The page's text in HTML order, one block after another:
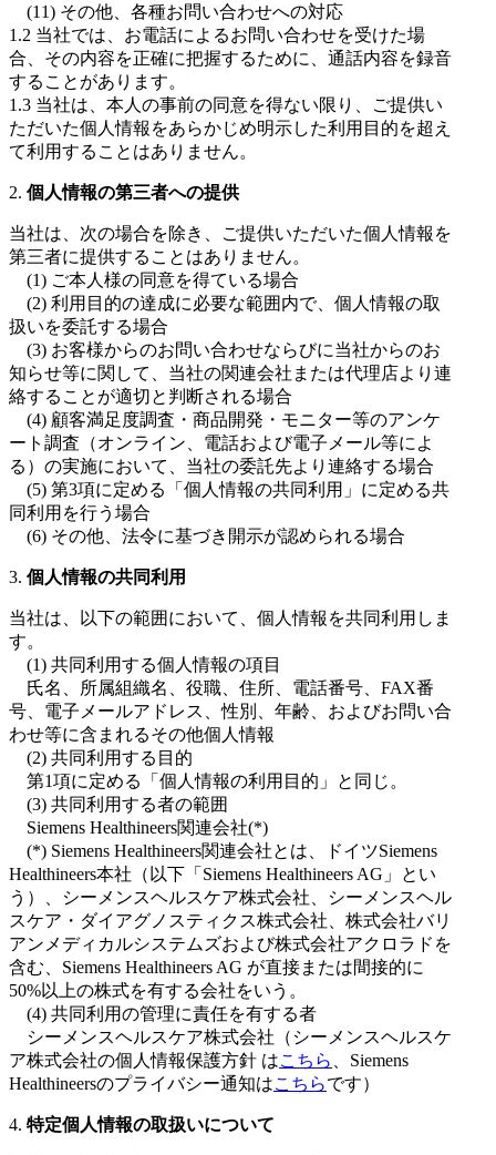
(11) その他、各種お問い合わせへの対応
1.2 当社では、お電話によるお問い合わせを受けた場
合、その内容を正確に把握するために、通話内容を録音
することがあります。
1.3 当社は、本人の事前の同意を得ない限り、ご提供い
ただいた個人情報をあらかじめ明示した利用目的を超え
て利用することはありません。
2. 個人情報の第三者への提供
当社は、次の場合を除き、ご提供いただいた個人情報を
第三者に提供することはありません。
(1) ご本人様の同意を得ている場合
(2) 利用目的の達成に必要な範囲内で、個人情報の取
扱いを委託する場合
(3) お客様からのお問い合わせならびに当社からのお
知らせ等に関して、当社の関連会社または代理店より連
絡することが適切と判断される場合
(4) 顧客満足度調査・商品開発・モニター等のアンケ
ート調査（オンライン、電話および電子メール等によ
る）の実施において、当社の委託先より連絡する場合
(5) 第3項に定める「個人情報の共同利用」に定める共
同利用を行う場合
(6) その他、法令に基づき開示が認められる場合
3. 個人情報の共同利用
当社は、以下の範囲において、個人情報を共同利用しま
す。
(1) 共同利用する個人情報の項目
氏名、所属組織名、役職、住所、電話番号、FAX番
号、電子メールアドレス、性別、年齢、およびお問い合
わせ等に含まれるその他個人情報
(2) 共同利用する目的
第1項に定める「個人情報の利用目的」と同じ。
(3) 共同利用する者の範囲
Siemens Healthineers関連会社(*)
(*) Siemens Healthineers関連会社とは、ドイツSiemens
Healthineers本社（以下「Siemens Healthineers AG」とい
う）、シーメンスヘルスケア株式会社、シーメンスヘル
スケア・ダイアグノスティクス株式会社、株式会社バリ
アンメディカルシステムズおよび株式会社アクロラドを
含む、Siemens Healthineers AG が直接または間接的に
50%以上の株式を有する会社をいう。
(4) 共同利用の管理に責任を有する者
シーメンスヘルスケア株式会社（シーメンスヘルスケ
ア株式会社の個人情報保護方針 はこちら
、Siemens
Healthineersのプライバシー通知はこちらです）
4. 特定個人情報の取扱いについて